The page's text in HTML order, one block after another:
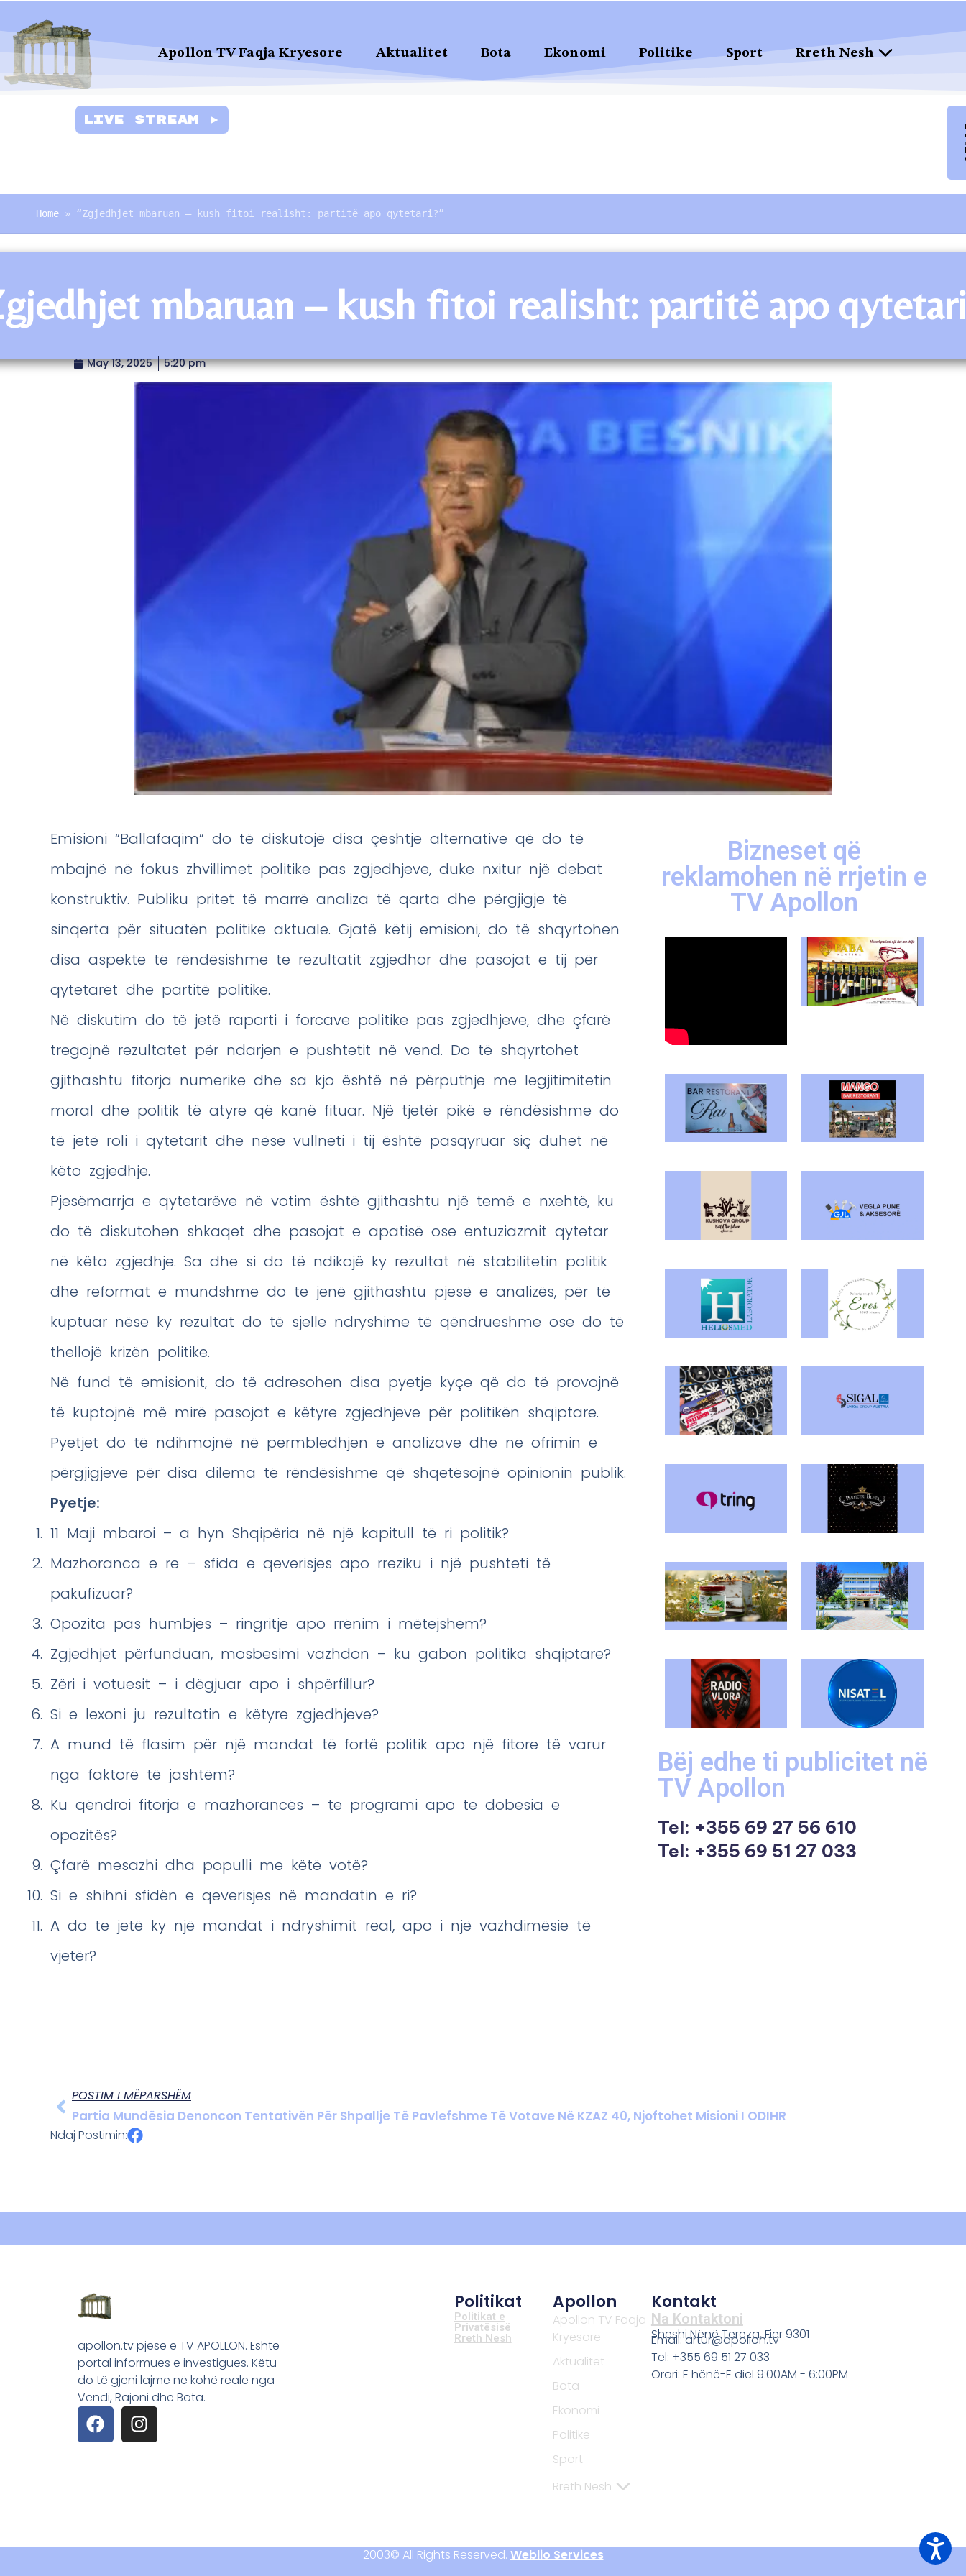
Apollon TV Faqja Kryesore Aktualitet Bota Ekonomi Politike Sport Rreth Nesh
Live Stream ►
Home » “Zgjedhjet mbaruan – kush fitoi realisht: partitë apo qytetari?”
mbaruan – kush fitoi realisht: partitë apo
May 13, 2025 5:20 pm
Emisioni “Ballafaqim” do të diskutojë disa çështje alternative që do të
mbajnë në fokus zhvillimet politike pas zgjedhjeve, duke nxitur një debat
konstruktiv. Publiku pritet të marrë analiza të qarta dhe përgjigje të
sinqerta për situatën politike aktuale. Gjatë këtij emisioni, do të shqyrtohen
disa aspekte të rëndësishme të rezultatit zgjedhor dhe pasojat e tij për
qytetarët dhe partitë politike.
Në diskutim do të jetë raporti i forcave politike pas zgjedhjeve, dhe çfarë
tregojnë rezultatet për ndarjen e pushtetit në vend. Do të shqyrtohet
gjithashtu fitorja numerike dhe sa kjo është në përputhje me legjitimitetin
moral dhe politik të atyre që kanë fituar. Një tjetër pikë e rëndësishme do
të jetë roli i qytetarit dhe nëse vullneti i tij është pasqyruar siç duhet në
këto zgjedhje.
Pjesëmarrja e qytetarëve në votim është gjithashtu një temë e nxehtë, ku
do të diskutohen shkaqet dhe pasojat e apatisë ose entuziazmit qytetar
në këto zgjedhje. Sa dhe si do të ndikojë ky rezultat në stabilitetin politik
dhe reformat e mundshme do të jenë gjithashtu pjesë e analizës, për të
kuptuar nëse ky rezultat do të sjellë ndryshime të qëndrueshme ose do të
thellojë krizën politike.
Në fund të emisionit, do të adresohen disa pyetje kyçe që do të provojnë
të kuptojnë më mirë pasojat e këtyre zgjedhjeve për politikën shqiptare.
Pyetjet do të ndihmojnë në përmbledhjen e analizave dhe në ofrimin e
përgjigjeve për disa dilema të rëndësishme që shqetësojnë opinionin publik.
Pyetje:
11 Maji mbaroi – a hyn Shqipëria në një kapitull të ri politik?
Mazhoranca e re – sfida e qeverisjes apo rreziku i një pushteti të
pakufizuar?
Opozita pas humbjes – ringritje apo rrënim i mëtejshëm?
Zgjedhjet përfunduan, mosbesimi vazhdon – ku gabon politika shqiptare?
Zëri i votuesit – i dëgjuar apo i shpërfillur?
Si e lexoni ju rezultatin e këtyre zgjedhjeve?
A mund të flasim për një mandat të fortë politik apo një fitore të varur
nga faktorë të jashtëm?
Ku qëndroi fitorja e mazhorancës – te programi apo te dobësia e
opozitës?
Çfarë mesazhi dha populli me këtë votë?
Si e shihni sfidën e qeverisjes në mandatin e ri?
A do të jetë ky një mandat i ndryshimit real, apo i një vazhdimësie të
vjetër?
Bizneset që
reklamohen në rrjetin e
TV Apollon
Bëj edhe ti publicitet në
TV Apollon
Tel: +355 69 27 56 610
Tel: +355 69 51 27 033
POSTIM I MËPARSHËM
Partia Mundësia Denoncon Tentativën Për Shpallje Të Pavlefshme Të Votave Në KZAZ 40, Njoftohet Misioni I ODIHR
Ndaj Postimin:
apollon.tv pjesë e TV APOLLON. Ështe
portal informues e investigues. Këtu
do të gjeni lajme në kohë reale nga
Vendi, Rajoni dhe Bota.
Politikat
Politikat e
Privatësisë
Rreth Nesh
Apollon
Apollon TV Faqja
Kryesore
Aktualitet
Bota
Ekonomi
Politike
Sport
Rreth Nesh
Kontakt
Na Kontaktoni
Sheshi Nënë Tereza, Fier 9301
Email: artur@apollon.tv
Tel: +355 69 51 27 033
Orari: E hënë-E diel 9:00AM - 6:00PM
2003© All Rights Reserved. Weblio Services